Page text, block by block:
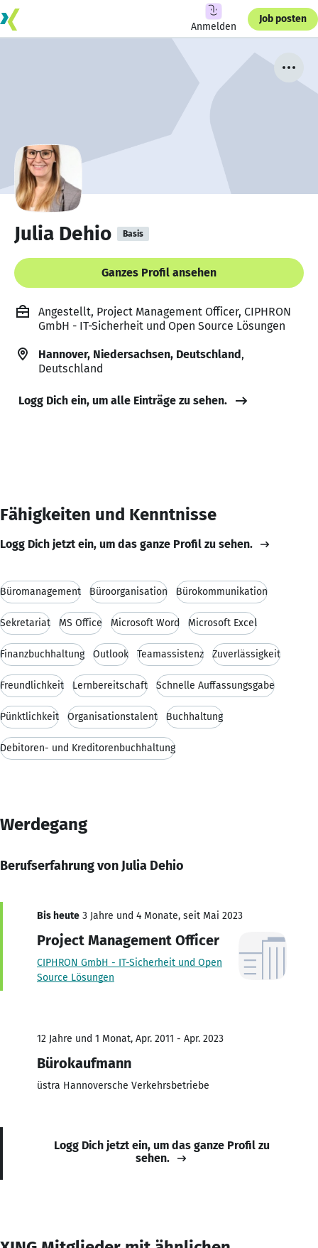
Anmelden
Job posten
Julia Dehio Basis
Ganzes Profil ansehen
Angestellt, Project Management Officer, CIPHRON
GmbH - IT-Sicherheit und Open Source Lösungen
Hannover, Niedersachsen, Deutschland,
Deutschland
Logg Dich ein, um alle Einträge zu sehen.
Fähigkeiten und Kenntnisse
Logg Dich jetzt ein, um das ganze Profil zu sehen.
Büromanagement Büroorganisation Bürokommunikation
Sekretariat MS Office Microsoft Word Microsoft Excel
Finanzbuchhaltung Outlook Teamassistenz Zuverlässigkeit
Freundlichkeit Lernbereitschaft Schnelle Auffassungsgabe
Pünktlichkeit Organisationstalent Buchhaltung
Debitoren- und Kreditorenbuchhaltung
Werdegang
Berufserfahrung von Julia Dehio
Bis heute 3 Jahre und 4 Monate, seit Mai 2023
Project Management Officer
CIPHRON GmbH - IT-Sicherheit und Open
Source Lösungen
12 Jahre und 1 Monat, Apr. 2011 - Apr. 2023
Bürokaufmann
üstra Hannoversche Verkehrsbetriebe
Logg Dich jetzt ein, um das ganze Profil zu
sehen.